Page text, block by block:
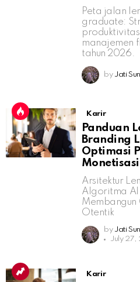
Peta jalan
graduate:
manajemen
tahun 2026.
by Jati
Karir
Panduan
Branding
Optimasi
Arsitektur
Algoritma AI
Otentik
by Jati
July 27,
Karir